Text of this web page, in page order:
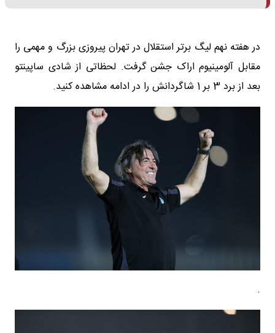
در هفته نهم لیگ برتر استقلال در تهران پیروزی بزرگ و مهمی را
مقابل آلومینیوم اراک جشن گرفت. لحظاتی از شادی ساپینتو
بعد از برد 3 بر 1 شاگردانش را در ادامه مشاهده کنید.
.